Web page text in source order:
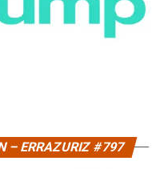
– ERRAZURIZ #797